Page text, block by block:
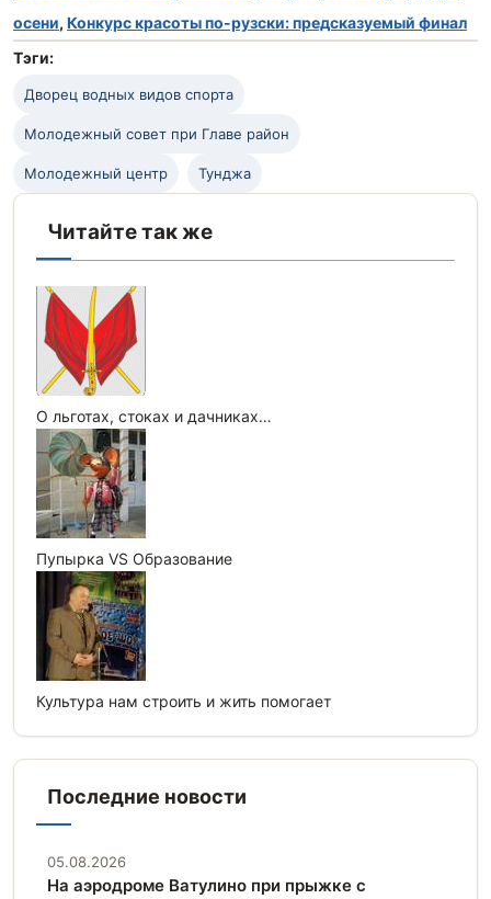
осени, Конкурс красоты по-рузски: предсказуемый финал
Тэги:
Дворец водных видов спорта
Молодежный совет при Главе район
Молодежный центр Тунджа
Читайте так же
О льготах, стоках и дачниках…
Пупырка VS Образование
Культура нам строить и жить помогает
Последние новости
05.08.2026
На аэродроме Ватулино при прыжке с